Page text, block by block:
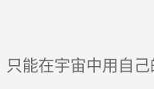
能在宇宙中用自己